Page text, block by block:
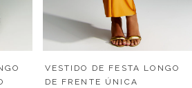
VESTIDO DE FESTA LONGO
DE FRENTE ÚNICA